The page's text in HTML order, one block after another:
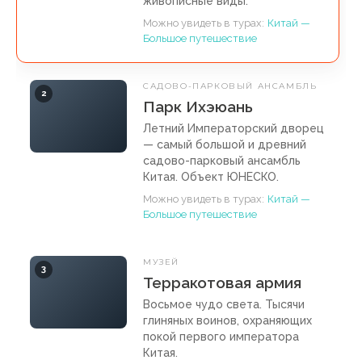
Можно увидеть в турах: Китай —
Большое путешествие
2
САДОВО-ПАРКОВЫЙ АНСАМБЛЬ
Парк Ихэюань
Летний Императорский дворец
— самый большой и древний
садово-парковый ансамбль
Китая. Объект ЮНЕСКО.
Можно увидеть в турах: Китай —
Большое путешествие
3
МУЗЕЙ
Терракотовая армия
Восьмое чудо света. Тысячи
глиняных воинов, охраняющих
покой первого императора
Китая.